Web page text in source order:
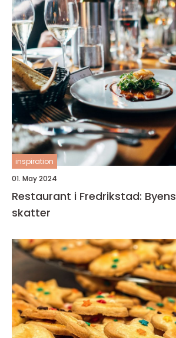
inspiration
01. May 2024
Restaurant i Fredrikstad:
skatter